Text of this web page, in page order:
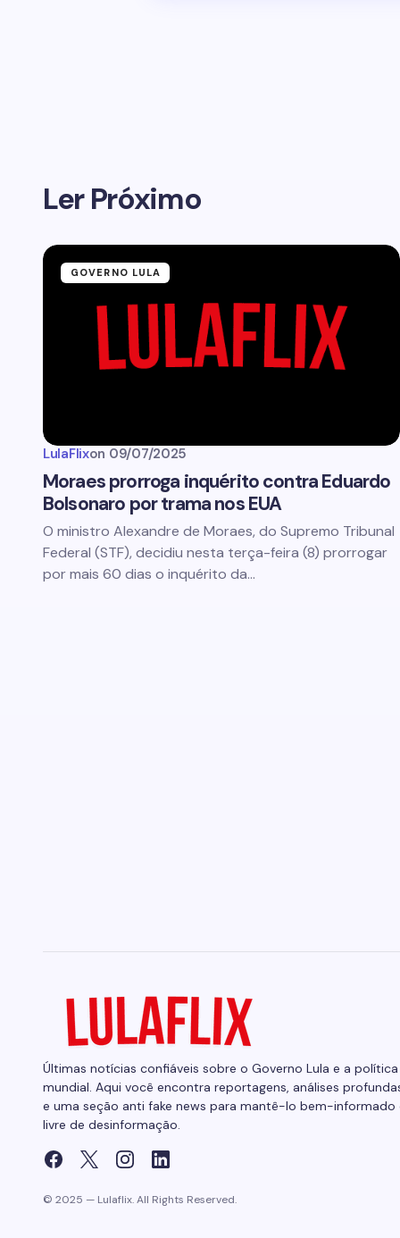
Ler Próximo
GOVERNO LULA
LulaFlixon 09/07/2025
Moraes prorroga inquérito contra Eduardo
Bolsonaro por trama nos EUA
O ministro Alexandre de Moraes, do Supremo Tribunal
Federal (STF), decidiu nesta terça-feira (8) prorrogar
por mais 60 dias o inquérito da…
Últimas notícias confiáveis sobre o Governo Lula e a política
mundial. Aqui você encontra reportagens, análises
e uma seção anti fake news para mantê-lo bem-informado
livre de desinformação.
© 2025 — Lulaflix. All Rights Reserved.